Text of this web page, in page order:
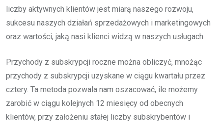
liczby aktywnych klientów jest miarą naszego rozwoju,
sukcesu naszych działań sprzedażowych i marketingowych
oraz wartości, jaką nasi klienci widzą w naszych usługach.
Przychody z subskrypcji roczne można obliczyć, mnożąc
przychody z subskrypcji uzyskane w ciągu kwartału przez
cztery. Ta metoda pozwala nam oszacować, ile możemy
zarobić w ciągu kolejnych 12 miesięcy od obecnych
klientów, przy założeniu stałej liczby subskrybentów i